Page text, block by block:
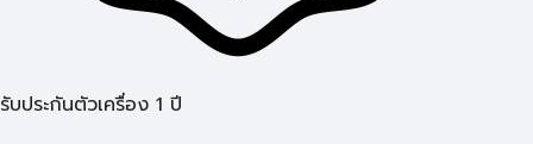
รับประกันตัวเครื่อง 1 ปี